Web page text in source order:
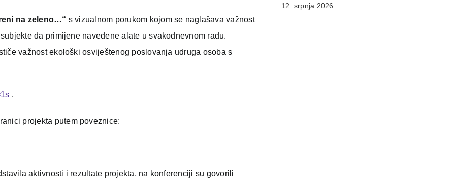
na zeleno…“ s vizualnom porukom kojom se naglašava važnost
da primijene navedene alate u svakodnevnom radu.
važnost ekološki osviještenog poslovanja udruga osoba s
.
projekta putem poveznice:
aktivnosti i rezultate projekta, na konferenciji su govorili
12. srpnja 2026.